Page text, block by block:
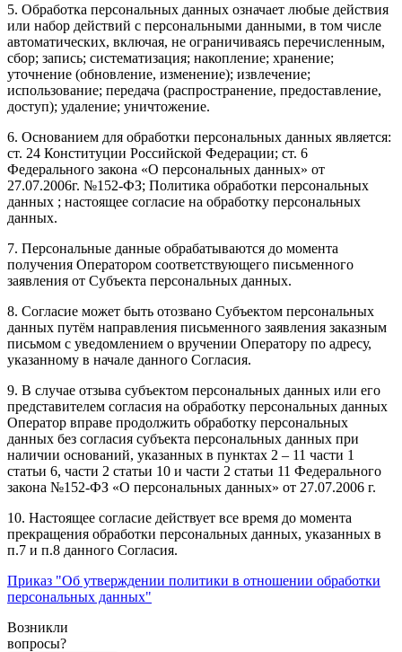
5. Обработка персональных данных означает любые действия
или набор действий с персональными данными, в том числе
автоматических, включая, не ограничиваясь перечисленным,
сбор; запись; систематизация; накопление; хранение;
уточнение (обновление, изменение); извлечение;
использование; передача (распространение, предоставление,
доступ); удаление; уничтожение.
6. Основанием для обработки персональных данных является:
ст. 24 Конституции Российской Федерации; ст. 6
Федерального закона «О персональных данных» от
27.07.2006г. №152-ФЗ; Политика обработки персональных
данных ; настоящее согласие на обработку персональных
данных.
7. Персональные данные обрабатываются до момента
получения Оператором соответствующего письменного
заявления от Субъекта персональных данных.
8. Согласие может быть отозвано Субъектом персональных
данных путём направления письменного заявления заказным
письмом с уведомлением о вручении Оператору по адресу,
указанному в начале данного Согласия.
9. В случае отзыва субъектом персональных данных или его
представителем согласия на обработку персональных данных
Оператор вправе продолжить обработку персональных
данных без согласия субъекта персональных данных при
наличии оснований, указанных в пунктах 2 – 11 части 1
статьи 6, части 2 статьи 10 и части 2 статьи 11 Федерального
закона №152-ФЗ «О персональных данных» от 27.07.2006 г.
10. Настоящее согласие действует все время до момента
прекращения обработки персональных данных, указанных в
п.7 и п.8 данного Согласия.
Приказ "Об утверждении политики в отношении обработки
персональных данных"
Возникли
вопросы?